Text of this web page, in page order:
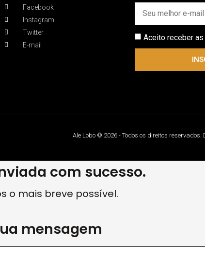
Facebook
Instagram
Twitter
E-mail
Aceito receber
Ale Lobo © 2026 - Todos os direitos reservados.
com sucesso.
o mais breve possível.
mensagem